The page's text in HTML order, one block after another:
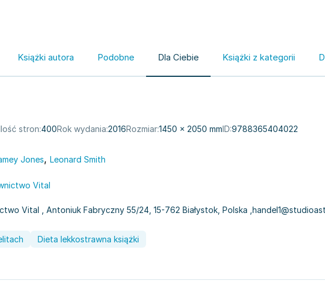
Książki autora Podobne Dla Ciebie Książki z kategorii
stron:400Rok wydania:2016Rozmiar:1450 × 2050 mmID:9788365404022
Jones, Leonard Smith
Vital
Vital , Antoniuk Fabryczny 55/24, 15-762 Białystok, Polska
Dieta lekkostrawna książki